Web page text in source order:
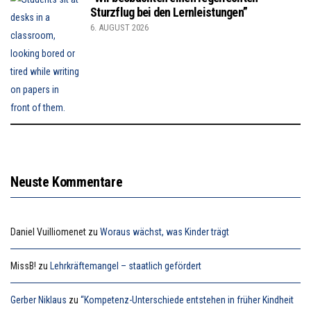
Sturzflug bei den Lernleistungen”
6. AUGUST 2026
Neuste Kommentare
Daniel Vuilliomenet zu Woraus wächst, was Kinder trägt
MissB! zu Lehrkräftemangel – staatlich gefördert
Gerber Niklaus zu “Kompetenz-Unterschiede entstehen in früher Kindheit